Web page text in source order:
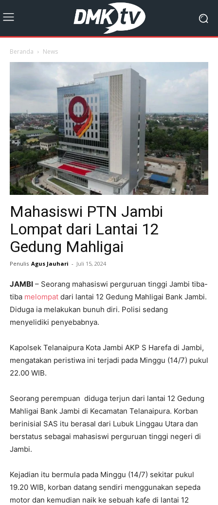
Beranda News
Mahasiswi PTN Jambi
Lompat dari Lantai 12
Gedung Mahligai
Penulis Agus Jauhari - Juli 15, 2024
JAMBI – Seorang mahasiswi perguruan tinggi Jambi tiba-
tiba melompat dari lantai 12 Gedung Mahligai Bank Jambi.
Diduga ia melakukan bunuh diri. Polisi sedang
menyelidiki penyebabnya.
Kapolsek Telanaipura Kota Jambi AKP S Harefa di Jambi,
mengatakan peristiwa ini terjadi pada Minggu (14/7) pukul
22.00 WIB.
Seorang perempuan diduga terjun dari lantai 12 Gedung
Mahligai Bank Jambi di Kecamatan Telanaipura. Korban
berinisial SAS itu berasal dari Lubuk Linggau Utara dan
berstatus sebagai mahasiswi perguruan tinggi negeri di
Jambi.
Kejadian itu bermula pada Minggu (14/7) sekitar pukul
19.20 WIB, korban datang sendiri menggunakan sepeda
motor dan kemudian naik ke sebuah kafe di lantai 12